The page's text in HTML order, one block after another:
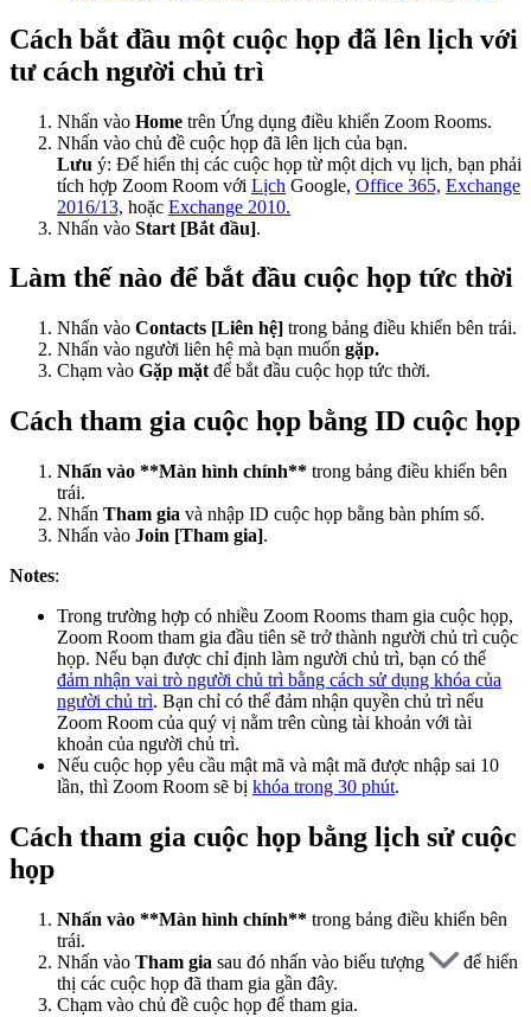
Cách bắt đầu một cuộc họp đã lên lịch với
tư cách người chủ trì
Nhấn vào Home trên Ứng dụng điều khiển Zoom Rooms.
Nhấn vào chủ đề cuộc họp đã lên lịch của bạn.
Lưu ý: Để hiển thị các cuộc họp từ một dịch vụ lịch, bạn phải
tích hợp Zoom Room với Lịch Google, Office 365, Exchange
2016/13, hoặc Exchange 2010.
Nhấn vào Start [Bắt đầu].
Làm thế nào để bắt đầu cuộc họp tức thời
Nhấn vào Contacts [Liên hệ] trong bảng điều khiển bên trái.
Nhấn vào người liên hệ mà bạn muốn gặp.
Chạm vào Gặp mặt để bắt đầu cuộc họp tức thời.
Cách tham gia cuộc họp bằng ID cuộc họp
Nhấn vào **Màn hình chính** trong bảng điều khiển bên
trái.
Nhấn Tham gia và nhập ID cuộc họp bằng bàn phím số.
Nhấn vào Join [Tham gia].
Notes:
Trong trường hợp có nhiều Zoom Rooms tham gia cuộc họp,
Zoom Room tham gia đầu tiên sẽ trở thành người chủ trì cuộc
họp. Nếu bạn được chỉ định làm người chủ trì, bạn có thể
đảm nhận vai trò người chủ trì bằng cách sử dụng khóa của
người chủ trì. Bạn chỉ có thể đảm nhận quyền chủ trì nếu
Zoom Room của quý vị nằm trên cùng tài khoản với tài
khoản của người chủ trì.
Nếu cuộc họp yêu cầu mật mã và mật mã được nhập sai 10
lần, thì Zoom Room sẽ bị khóa trong 30 phút.
Cách tham gia cuộc họp bằng lịch sử cuộc
họp
Nhấn vào **Màn hình chính** trong bảng điều khiển bên
trái.
Nhấn vào Tham gia sau đó nhấn vào biểu tượng
để hiển
thị các cuộc họp đã tham gia gần đây.
Chạm vào chủ đề cuộc họp để tham gia.